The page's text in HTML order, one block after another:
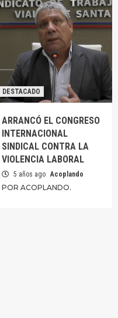
DESTACADO
ARRANCÓ EL CONGRESO
INTERNACIONAL
SINDICAL CONTRA LA
VIOLENCIA LABORAL
5 años ago Acoplando
POR ACOPLANDO.